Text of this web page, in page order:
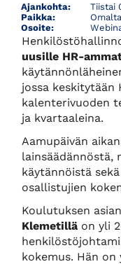
Ajankohta:
Tiistai
Paikka:
Osoite:
uusille HR-
jossa keskitytään
kalenterivuoden
ja kvartaaleina.
Aamupäivän
lainsäädännöstä,
käytännöistä
osallistujien
Koulutuksen
Klemetillä on yli
kokemus. Hän